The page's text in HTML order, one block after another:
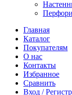
Главная
Каталог
Покупателям
О нас
Контакты
Избранное
Сравнить
Вход /